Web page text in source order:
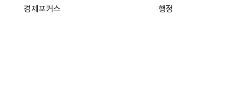
경제포커스
행정